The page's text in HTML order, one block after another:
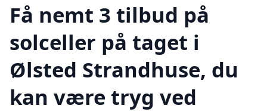
Få nemt 3 tilbud på
solceller på taget i
Ølsted Strandhuse, du
kan være tryg ved